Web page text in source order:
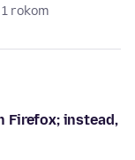
rokom
Firefox; instead,